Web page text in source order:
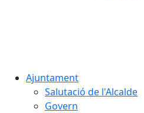
Ajuntament
Salutació de l'Alcalde
Govern